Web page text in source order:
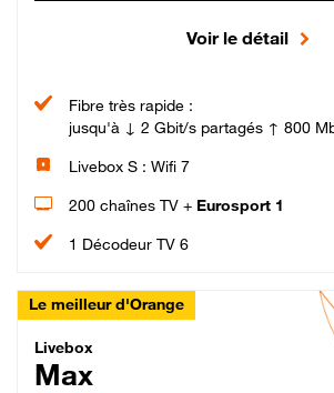
Voir le détail
Fibre très rapide :
jusqu'à ↓ 2 Gbit/s partagés ↑ 800
Livebox S : Wifi 7
200 chaînes TV + Eurosport 1
1 Décodeur TV 6
Le meilleur d'Orange
Livebox Max Fibre
Livebox
Max